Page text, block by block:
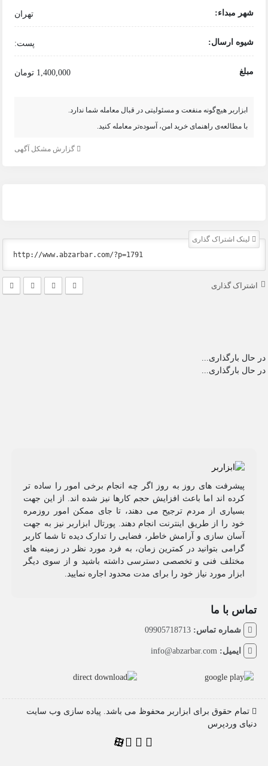
شهر مبداء: تهران
شیوه ارسال: پست:
مبلغ 1,400,000 تومان
ابزاربر هیچ‌گونه منفعت و مسئولیتی در قبال معامله شما ندارد.
با مطالعه‌ی راهنمای خرید امن، آسوده‌تر معامله کنید.
گزارش مشکل آگهی
لینک اشتراک گذاری
اشتراک گذاری
در حال بارگذاری...
در حال بارگذاری...
پیشرفت های روز به روز اگر چه انجام برخی امور را ساده تر
کرده اند اما باعث افزایش حجم کارها نیز شده اند. از این جهت
بسیاری از مردم ترجیح می دهند، تا جای ممکن امور روزمره
خود را از طریق اینترنت انجام دهند. پورتال ابزاربر نیز به جهت
آسان سازی و آرامش خاطر، فضایی را تدارک دیده تا شما کاربر
گرامی بتوانید در کمترین زمان، به فرد مورد نظر در زمینه های
مختلف فنی و تخصصی دسترسی داشته باشید و از سوی دیگر
ابزار مورد نیاز خود را برای مدت محدود اجاره نمایید.
تماس با ما
شماره تماس:09905718713
ایمیل: info@abzarbar.com
تمام حقوق برای ابزاربر محفوظ می باشد. پیاده سازی وب سایت
دنیای وردپرس